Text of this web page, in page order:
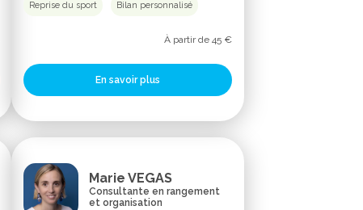
Reprise du sport Bilan personnalisé
À partir de 45 €
En savoir plus
Marie VEGAS
Consultante en rangement
et organisation